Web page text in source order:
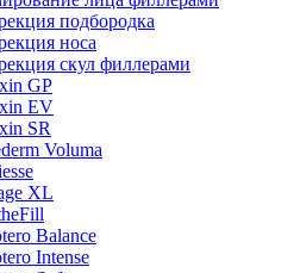
подбородка
носа
скул филлерами
GP
EV
SR
Voluma
XL
Balance
Intense